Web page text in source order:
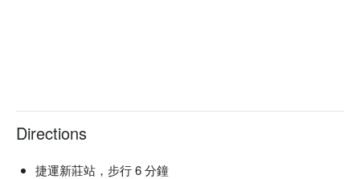
Directions
捷運新莊站，步行 6 分鐘